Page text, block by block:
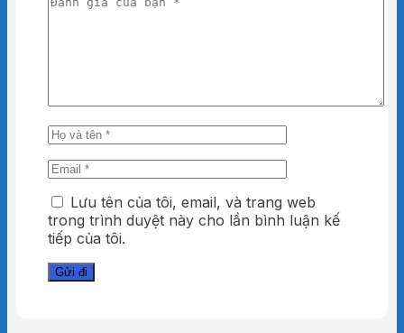
Lưu tên của tôi, email, và trang web
trong trình duyệt này cho lần bình luận kế
tiếp của tôi.